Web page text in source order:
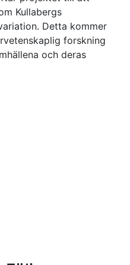
Kullabergs
Detta kommer
forskning
och deras